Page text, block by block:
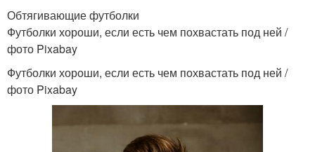
Обтягивающие футболки
Футболки хороши, если есть чем похвастать под ней /
фото Pixabay
Футболки хороши, если есть чем похвастать под ней /
фото Pixabay